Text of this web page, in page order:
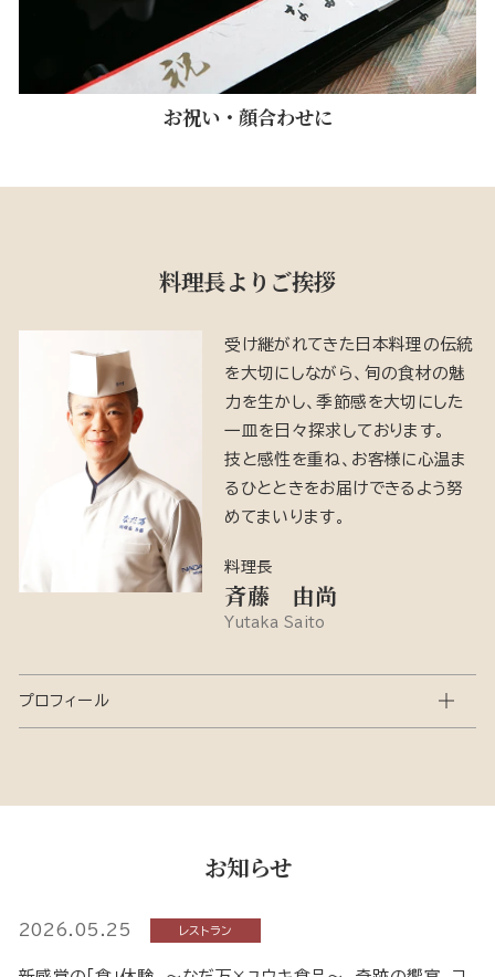
お祝い・顔合わせに
料理長よりご挨拶
受け継がれてきた日本料理の伝統
を大切にしながら、旬の食材の魅
力を生かし、季節感を大切にした
一皿を日々探求しております。
技と感性を重ね、お客様に心温ま
るひとときをお届けできるよう努
めてまいります。
料理長
斉藤 由尚
Yutaka Saito
プロフィール
お知らせ
2026.05.25 レストラン